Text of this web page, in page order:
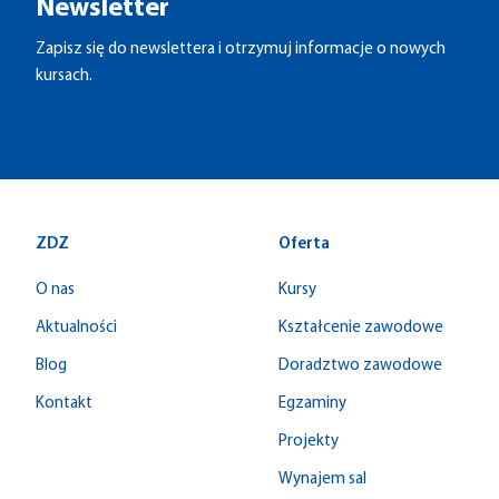
Newsletter
Zapisz się do newslettera i otrzymuj informacje o nowych
kursach.
ZDZ
O nas
Aktualności
Blog
Kontakt
Oferta
Kursy
Kształcenie zawodowe
Doradztwo zawodowe
Egzaminy
Projekty
Wynajem sal